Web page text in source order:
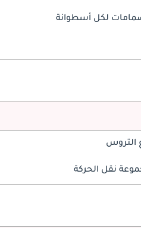
لكل أسطوانة
التروس
نقل الحركة